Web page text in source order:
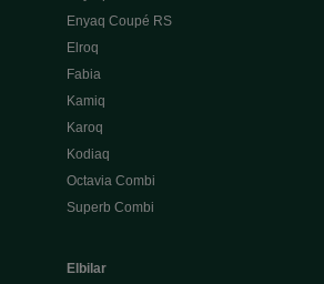
Enyaq Coupé RS
Elroq
Fabia
Kamiq
Karoq
Kodiaq
Octavia Combi
Superb Combi
Elbilar